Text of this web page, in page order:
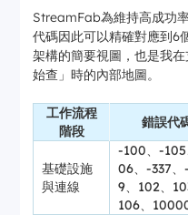
702 後端封裝
6007 串流處理
13000 平台專屬
後端封裝
StreamFab為維持高成功
代碼因此可以精確對應到6
架構的簡要視圖，也是我
始查」時的內部地圖。
工作流程
階段
錯誤代
基礎設施
與連線
-100、-
06、-337
9、102、
106、